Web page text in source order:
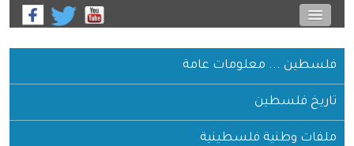
فلسطين ... معلومات عامة
تاريخ فلسطين
ملفات وطنية فلسطينية